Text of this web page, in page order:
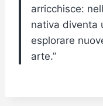
arricchisce:
nativa diventa
esplorare
arte.”